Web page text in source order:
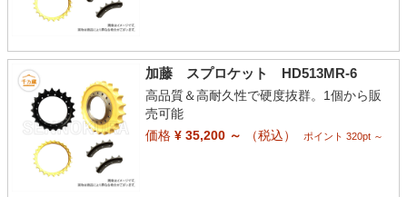
加藤 スプロケット HD513MR-6
高品質＆高耐久性で硬度抜群。1個から販
売可能
価格¥ 35,200 ～ （税込） ポイント 320pt ～